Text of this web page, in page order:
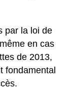
par la loi de
en cas
de 2013,
fondamental